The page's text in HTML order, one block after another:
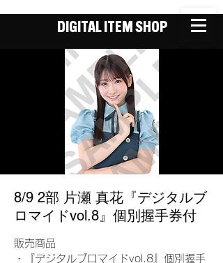
DIGITAL ITEM SHOP
8/9 2部 片瀬 真花『デジタルブ
ロマイドvol.8』個別握手券付
販売商品
・『デジタルブロマイドvol.8』個別握手